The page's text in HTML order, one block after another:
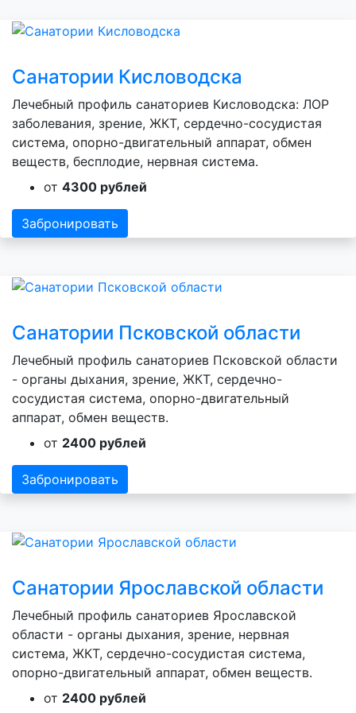
Санатории Кисловодска
Лечебный профиль санаториев Кисловодска: ЛОР
заболевания, зрение, ЖКТ, сердечно-сосудистая
система, опорно-двигательный аппарат, обмен
веществ, бесплодие, нервная система.
от 4300 рублей
Забронировать
Санатории Псковской области
Лечебный профиль санаториев Псковской области
- органы дыхания, зрение, ЖКТ, сердечно-
сосудистая система, опорно-двигательный
аппарат, обмен веществ.
от 2400 рублей
Забронировать
Санатории Ярославской области
Лечебный профиль санаториев Ярославской
области - органы дыхания, зрение, нервная
система, ЖКТ, сердечно-сосудистая система,
опорно-двигательный аппарат, обмен веществ.
от 2400 рублей